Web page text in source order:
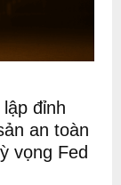
đỉnh
an toàn
vọng Fed